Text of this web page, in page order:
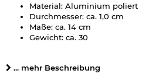
Material: Aluminium poliert
Durchmesser: ca. 1,0 cm
Maße: ca. 14 cm
Gewicht: ca. 30
Achtung: Setzen Sie unsere Geräte
... mehr Beschreibung